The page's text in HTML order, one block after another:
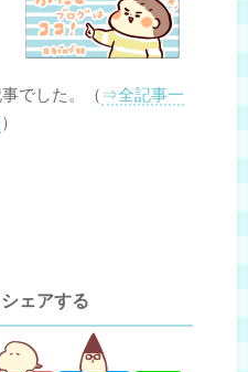
でした。（ ⇒全記事一
）
ェアする